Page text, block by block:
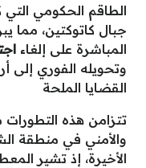
الطاقم الحكومي
جبال كاتوكتين، مما
المباشرة على إلغاء
وتحويله الفوري إلى
القضايا الملحة
تتزامن هذه
والأمني في منطقة
الأخيرة، إذ تشير